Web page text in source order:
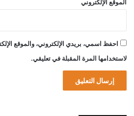
الموقع الإلكتروني
احفظ اسمي، بريدي الإلكتروني، والموقع
لاستخدامها المرة المقبلة في تعليقي.